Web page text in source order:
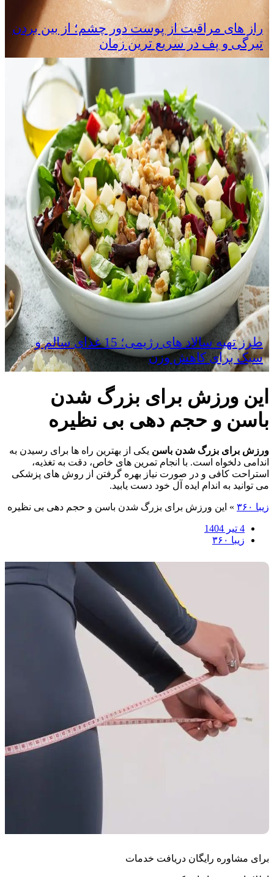
راز های مراقبت از پوست دور چشم؛ از بین بردن
تیرگی و پف در سریع‌ ترین زمان
طرز تهیه سالاد های رژیمی؛ 15 غذای سالم و
سبک برای کاهش وزن
این ورزش برای بزرگ شدن
باسن و حجم دهی بی نظیره
ورزش برای بزرگ شدن باسن یکی از بهترین راه ها برای رسیدن به
اندامی دلخواه است. با انجام تمرین های خاص، دقت به تغذیه،
استراحت کافی و در صورت نیاز بهره گرفتن از روش های پزشکی
می توانید به اندام ایده آل خود دست یابید.
زیبا ۳۶۰ » این ورزش برای بزرگ شدن باسن و حجم دهی بی نظیره
4 تیر 1404
زیبا ۳۶۰
برای مشاوره رایگان دریافت خدمات